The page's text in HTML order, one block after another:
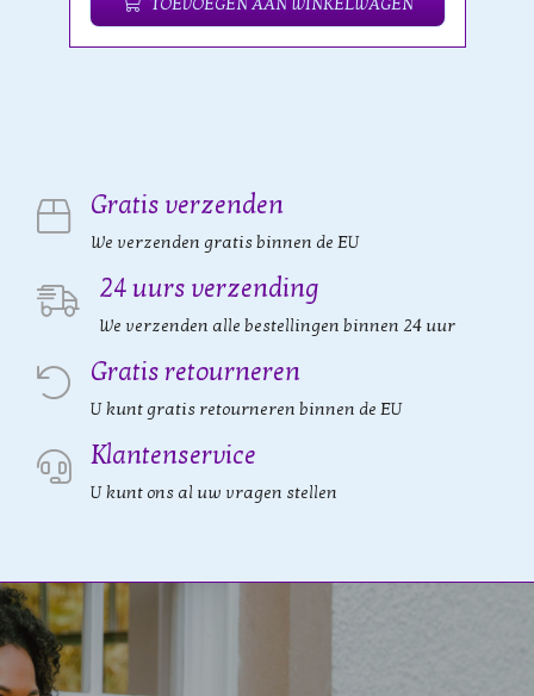
Gratis verzenden
We verzenden gratis binnen de EU
24 uurs verzending
We verzenden alle bestellingen binnen 24 uur
Gratis retourneren
U kunt gratis retourneren binnen de EU
Klantenservice
U kunt ons al uw vragen stellen